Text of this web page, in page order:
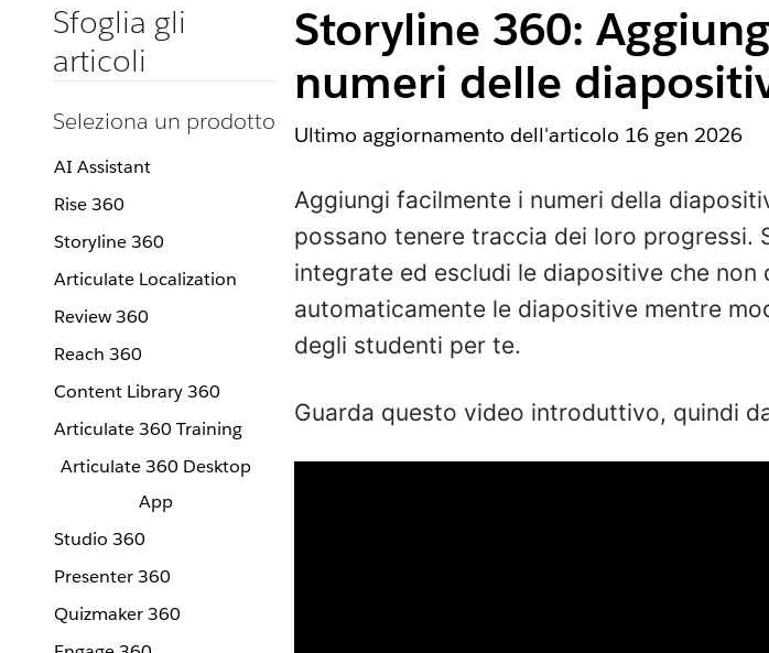
Sfoglia gli
articoli
Seleziona un prodotto
AI Assistant
Rise 360
Storyline 360
Articulate Localization
Review 360
Reach 360
Content Library 360
Articulate 360 Training
Articulate 360 Desktop
App
Studio 360
Presenter 360
Quizmaker 360
Storyline 360:
numeri delle
Ultimo aggiornamento dell'articolo 16 gen 2026
Aggiungi facilmente i numeri della
possano tenere traccia dei loro progressi.
integrate ed escludi le diapositive che
automaticamente le diapositive mentre
degli studenti per te.
Guarda questo video introduttivo, quindi